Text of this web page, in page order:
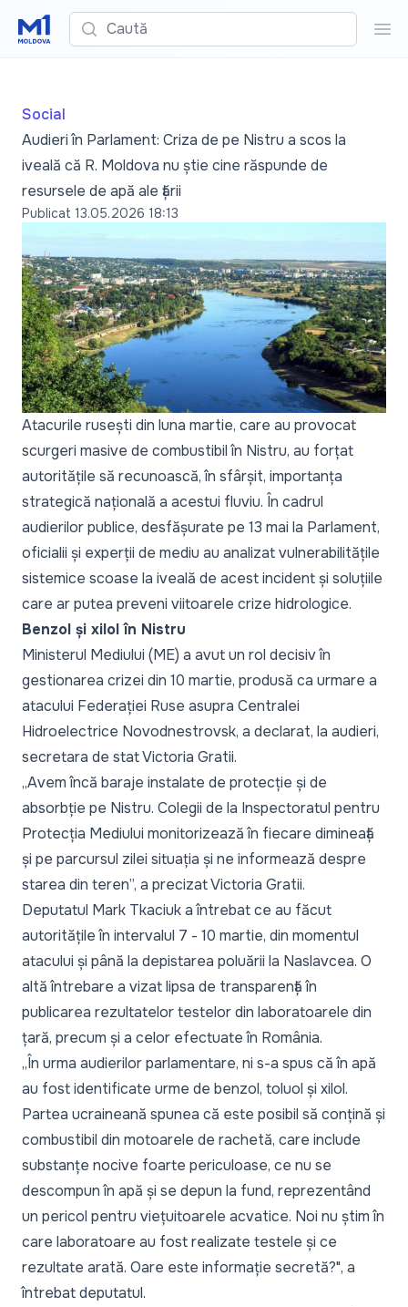
Caută
Social
Audieri în Parlament: Criza de pe Nistru a scos la
iveală că R. Moldova nu știe cine răspunde de
resursele de apă ale țării
Publicat 13.05.2026 18:13
Atacurile rusești din luna martie, care au provocat
scurgeri masive de combustibil în Nistru, au forțat
autoritățile să recunoască, în sfârșit, importanța
strategică națională a acestui fluviu. În cadrul
audierilor publice, desfășurate pe 13 mai la Parlament,
oficialii și experții de mediu au analizat vulnerabilitățile
sistemice scoase la iveală de acest incident și soluțiile
care ar putea preveni viitoarele crize hidrologice.
Benzol și xilol în Nistru
Ministerul Mediului (ME) a avut un rol decisiv în
gestionarea crizei din 10 martie, produsă ca urmare a
atacului Federației Ruse asupra Centralei
Hidroelectrice Novodnestrovsk, a declarat, la audieri,
secretara de stat Victoria Gratii.
„Avem încă baraje instalate de protecție și de
absorbție pe Nistru. Colegii de la Inspectoratul pentru
Protecția Mediului monitorizează în fiecare dimineață
și pe parcursul zilei situația și ne informează despre
starea din teren”, a precizat Victoria Gratii.
Deputatul Mark Tkaciuk a întrebat ce au făcut
autoritățile în intervalul 7 - 10 martie, din momentul
atacului și până la depistarea poluării la Naslavcea. O
altă întrebare a vizat lipsa de transparență în
publicarea rezultatelor testelor din laboratoarele din
țară, precum și a celor efectuate în România.
„În urma audierilor parlamentare, ni s-a spus că în apă
au fost identificate urme de benzol, toluol și xilol.
Partea ucraineană spunea că este posibil să conțină și
combustibil din motoarele de rachetă, care include
substanțe nocive foarte periculoase, ce nu se
descompun în apă și se depun la fund, reprezentând
un pericol pentru viețuitoarele acvatice. Noi nu știm în
care laboratoare au fost realizate testele și ce
rezultate arată. Oare este informație secretă?", a
întrebat deputatul.